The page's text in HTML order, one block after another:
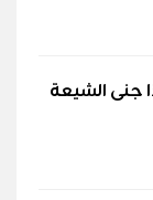
جنى الشيعة